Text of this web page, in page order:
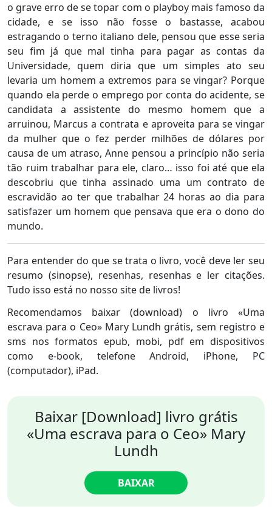
o grave erro de se topar com o playboy mais famoso da
cidade, e se isso não fosse o bastasse, acabou
estragando o terno italiano dele, pensou que esse seria
seu fim já que mal tinha para pagar as contas da
Universidade, quem diria que um simples ato seu
levaria um homem a extremos para se vingar? Porque
quando ela perde o emprego por conta do acidente, se
candidata a assistente do mesmo homem que a
arruinou, Marcus a contrata e aproveita para se vingar
da mulher que o fez perder milhões de dólares por
causa de um atraso, Anne pensou a princípio não seria
tão ruim trabalhar para ele, claro… isso foi até que ela
descobriu que tinha assinado uma um contrato de
escravidão ao ter que trabalhar 24 horas ao dia para
satisfazer um homem que pensava que era o dono do
mundo.
Para entender do que se trata o livro, você deve ler seu
resumo (sinopse), resenhas, resenhas e ler citações.
Tudo isso está no nosso site de livros!
Recomendamos baixar (download) o livro «Uma
escrava para o Ceo» Mary Lundh grátis, sem registro e
sms nos formatos epub, mobi, pdf em dispositivos
como e-book, telefone Android, iPhone, PC
(computador), iPad.
Baixar [Download] livro grátis
«Uma escrava para o Ceo» Mary
Lundh
BAIXAR